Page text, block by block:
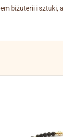
biżuterii i sztuki,